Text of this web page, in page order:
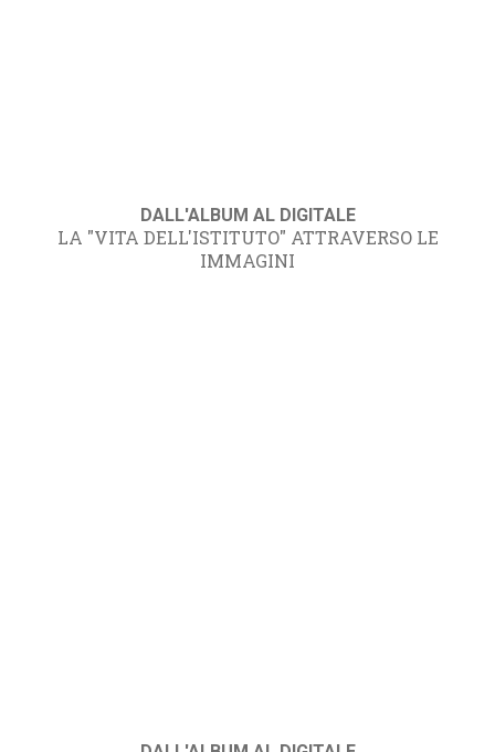
DALL'ALBUM AL DIGITALE
LA "VITA DELL'ISTITUTO" ATTRAVERSO LE
IMMAGINI